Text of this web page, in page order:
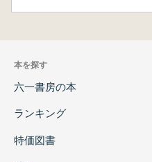
本を探す
六一書房の本
ランキング
特価図書